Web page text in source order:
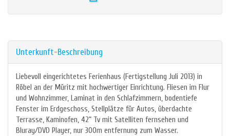
Unterkunft-Beschreibung
Liebevoll eingerichtetes Ferienhaus (Fertigstellung Juli 2013) in
Röbel an der Müritz mit hochwertiger Einrichtung. Fliesen im Flur
und Wohnzimmer, Laminat in den Schlafzimmern, bodentiefe
Fenster im Erdgeschoss, Stellplätze für Autos, überdachte
Terrasse, Kaminofen, 42“ Tv mit Satelliten fernsehen und
Bluray/DVD Player, nur 300m entfernung zum Wasser.